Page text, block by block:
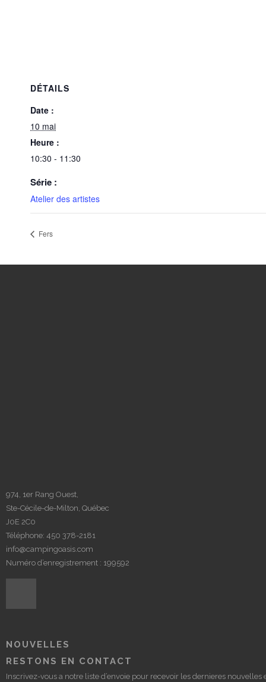
DÉTAILS
Date :
10 mai
Heure :
10:30 - 11:30
Série :
Atelier des artistes
Fers
974, 1er Rang Ouest,
Ste-Cécile-de-Milton, Québec
J0E 2C0
Téléphone: 450 378-2181
info@campingoasis.com
Numéro d’enregistrement : 199592
NOUVELLES
RESTONS EN CONTACT
Inscrivez-vous a notre liste d’envoie pour recevoir les dernieres nouvelles